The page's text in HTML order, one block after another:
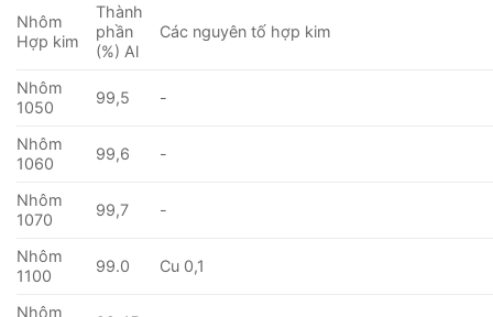
Nhôm
Hợp kim
Thành
phần
(%) Al
Các nguyên tố hợp kim
Nhôm
1050
99,5 -
Nhôm
1060
99,6 -
Nhôm
1070
99,7 -
Nhôm
1100
99.0 Cu 0,1
Nhôm